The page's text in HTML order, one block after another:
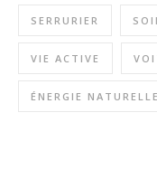
SERRURIER
VIE ACTIVE
ÉNERGIE NATURELLE